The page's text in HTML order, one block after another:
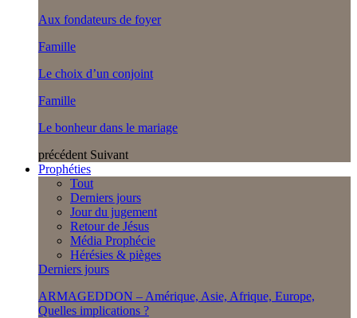
Aux fondateurs de foyer
Famille
Le choix d’un conjoint
Famille
Le bonheur dans le mariage
précédent Suivant
Prophéties
Tout
Derniers jours
Jour du jugement
Retour de Jésus
Média Prophécie
Hérésies & pièges
Derniers jours
ARMAGEDDON – Amérique, Asie, Afrique, Europe,
Quelles implications ?